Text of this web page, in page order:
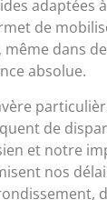
adaptées à
de
dans
absolue.
de
et notre
nos